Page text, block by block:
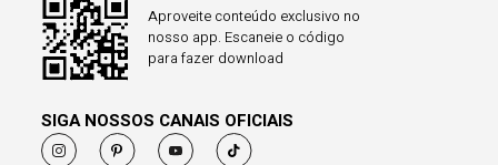
Aproveite conteúdo exclusivo no
nosso app. Escaneie o código
para fazer download
SIGA NOSSOS CANAIS OFICIAIS